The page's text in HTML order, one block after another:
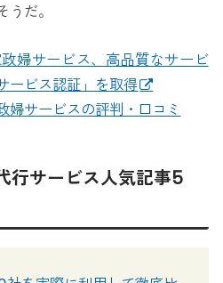
だ。
政婦サービス、高品質なサービ
ービス認証」を取得
婦サービスの評判・口コミ
行サービス人気記事5